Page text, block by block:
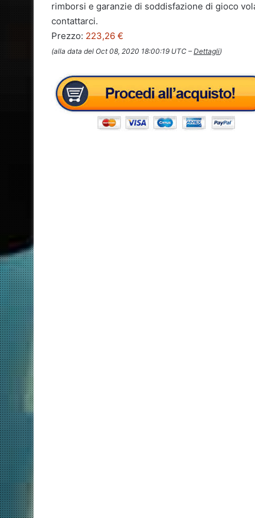
rimborsi e garanzie di soddisfazione di gioco
contattarci.
Prezzo: 223,26 €
(alla data del Oct 08, 2020 18:00:19 UTC –Dettagli)